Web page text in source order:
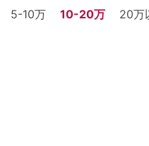
5-10万 10-20万 20万